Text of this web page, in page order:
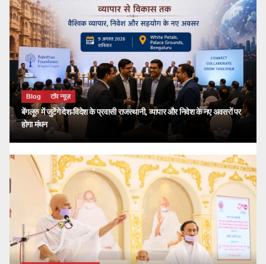
Blog टॉप न्यूज़
बेंगलूरु में जुटेंगे देश-विदेश के प्रवासी राजस्थानी, व्यापार और निवेश के नए अवसरों पर
होगा मंथन